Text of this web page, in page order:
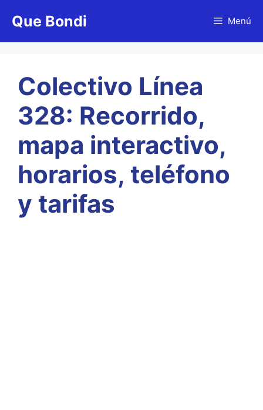
Que Bondi Menú
Colectivo Línea
328: Recorrido,
mapa interactivo,
horarios, teléfono
y tarifas